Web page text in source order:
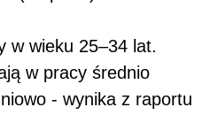
w wieku 25–34 lat.
w pracy średnio
- wynika z raportu